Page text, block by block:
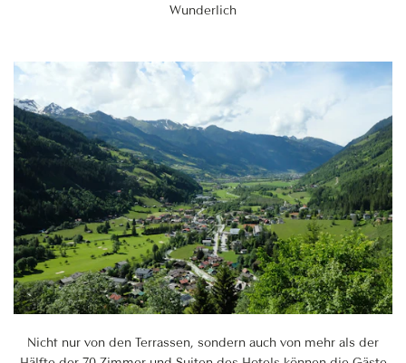
Wunderlich
Nicht nur von den Terrassen, sondern auch von mehr als der